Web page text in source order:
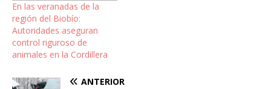
En las veranadas de la
región del Biobío:
Autoridades aseguran
control riguroso de
animales en la Cordillera
ANTERIOR